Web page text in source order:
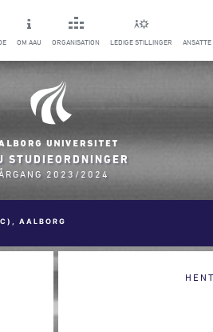
OM AAU ORGANISATION LEDIGE STILLINGER
STUDIEORDNINGER
ÅRGANG 2023/2024
AALBORG